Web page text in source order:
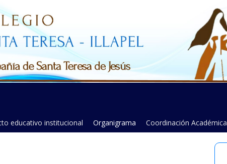
educativo institucional Organigrama Coordinación Académica